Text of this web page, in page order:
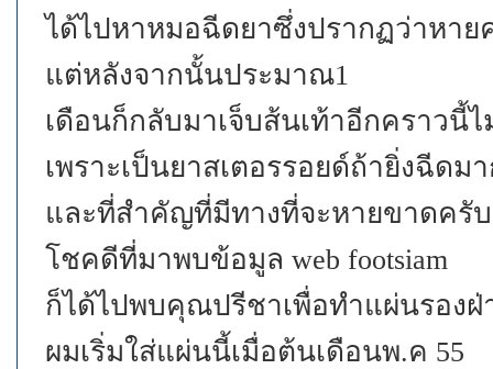
ได้ไปหาหมอฉีดยาซึ่งปรากฏว่าหาย
แต่หลังจากนั้นประมาณ1
เดือนก็กลับมาเจ็บส้นเท้าอีกคราวนี้
เพราะเป็นยาสเตอรรอยด์ถ้ายิ่งฉีดม
และที่สำคัญที่มีทางที่จะหายขาดครับ
โชคดีที่มาพบข้อมูล web footsiam
ก็ได้ไปพบคุณปรีชาเพื่อทำแผ่นรองฝ่
ผมเริ่มใส่แผ่นนี้เมื่อต้นเดือนพ.ค 55